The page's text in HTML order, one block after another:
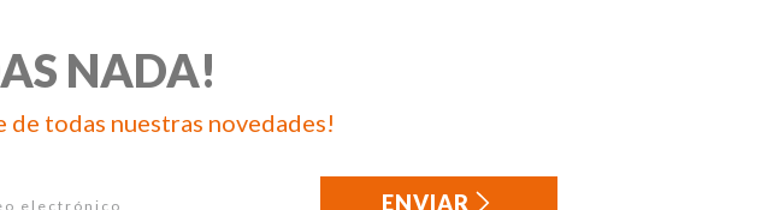
NADA!
de todas nuestras novedades!
ENVIAR